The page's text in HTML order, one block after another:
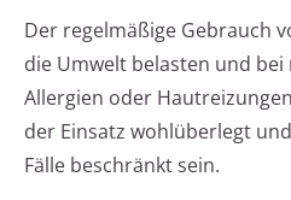
Der regelmäßige Gebrauch
die Umwelt belasten und
Allergien oder
der Einsatz wohlüberlegt
Fälle beschränkt sein.